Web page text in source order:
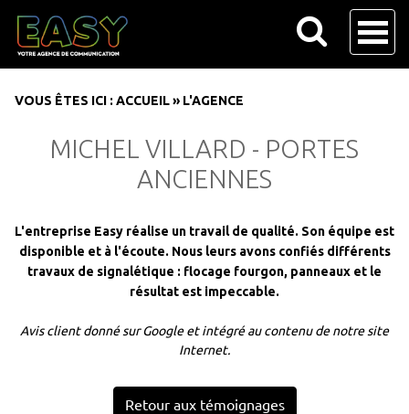
VOUS ÊTES ICI : ACCUEIL» L'AGENCE
MICHEL VILLARD - PORTES
ANCIENNES
L'entreprise Easy réalise un travail de qualité. Son équipe est
disponible et à l'écoute. Nous leurs avons confiés différents
travaux de signalétique : flocage fourgon, panneaux et le
résultat est impeccable.
Avis client donné sur Google et intégré au contenu de notre site
Internet.
Retour aux témoignages